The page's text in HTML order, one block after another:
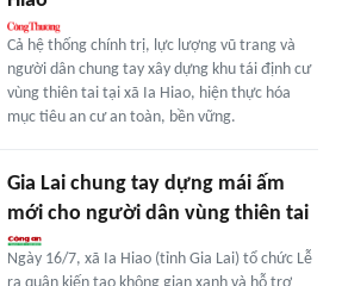
Cả hệ thống chính trị, lực lượng vũ trang và
người dân chung tay xây dựng khu tái định cư
vùng thiên tai tại xã Ia Hiao, hiện thực hóa
mục tiêu an cư an toàn, bền vững.
Gia Lai chung tay dựng mái ấm
mới cho người dân vùng thiên tai
Ngày 16/7, xã Ia Hiao (tỉnh Gia Lai) tổ chức Lễ
ra quân kiến tạo không gian xanh và hỗ trợ